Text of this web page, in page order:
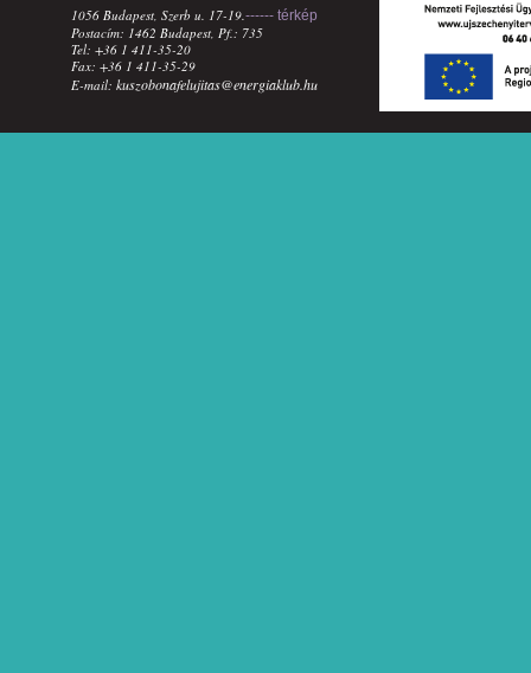
1056 Budapest, Szerb u. 17-19.------ térkép
Postacím: 1462 Budapest, Pf.: 735
Tel: +36 1 411-35-20
Fax: +36 1 411-35-29
E-mail: kuszobonafelujitas@energiaklub.hu